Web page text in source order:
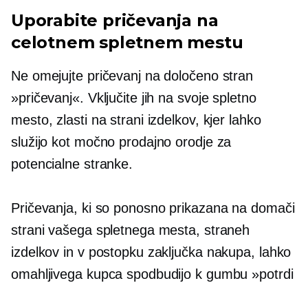
Uporabite pričevanja na
celotnem spletnem mestu
Ne omejujte pričevanj na določeno stran
»pričevanj«. Vključite jih na svoje spletno
mesto, zlasti na strani izdelkov, kjer lahko
služijo kot močno prodajno orodje za
potencialne stranke.
Pričevanja, ki so ponosno prikazana na domači
strani vašega spletnega mesta, straneh
izdelkov in v postopku zaključka nakupa, lahko
omahljivega kupca spodbudijo k gumbu »potrdi